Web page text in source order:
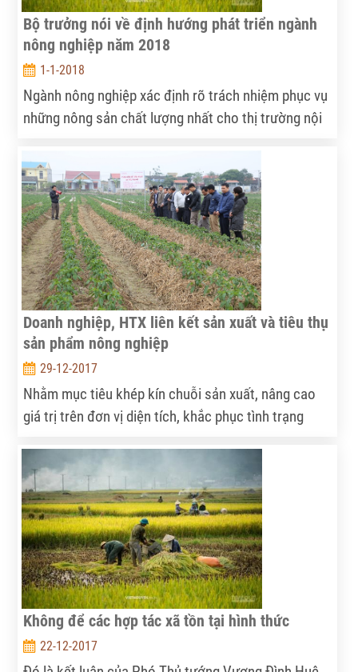
Bộ trưởng nói về định hướng phát triển ngành
nông nghiệp năm 2018
1-1-2018
Ngành nông nghiệp xác định rõ trách nhiệm phục vụ
những nông sản chất lượng nhất cho thị trường nội
(DN), coi khó khăn của DN là khó khăn của người
quản lý để tạo môi trường đầu tư thuận lợi.
Doanh nghiệp, HTX liên kết sản xuất và tiêu thụ
sản phẩm nông nghiệp
29-12-2017
Nhằm mục tiêu khép kín chuỗi sản xuất, nâng cao
giá trị trên đơn vị diện tích, khắc phục tình trạng
ngày Trung tâm Khuyến nông Ninh Bình đã tổ chức
hội nghị "Xúc tiến liên kết sản xuất và tiêu thụ sản
phẩm nông nghiệp vụ đông năm 2017".
Không để các hợp tác xã tồn tại hình thức
22-12-2017